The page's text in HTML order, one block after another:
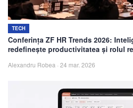
TECH
Conferința ZF HR Trends 2026:
redefinește productivitatea și rolul
Alexandru Robea · 24 mar. 2026